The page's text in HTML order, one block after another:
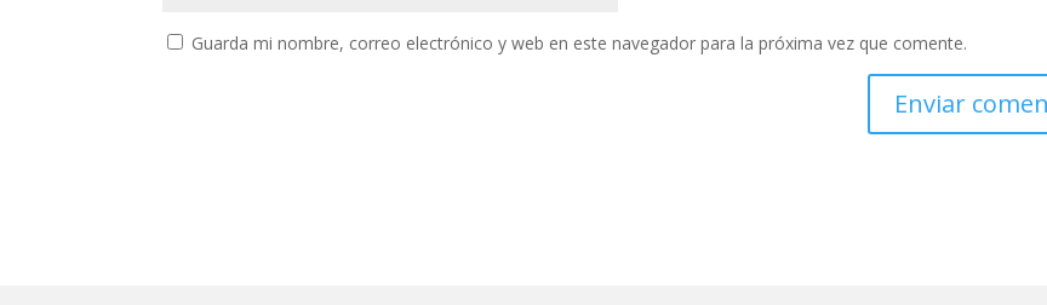
Guarda mi nombre, correo electrónico y web en este navegador para la próxima vez que comente.